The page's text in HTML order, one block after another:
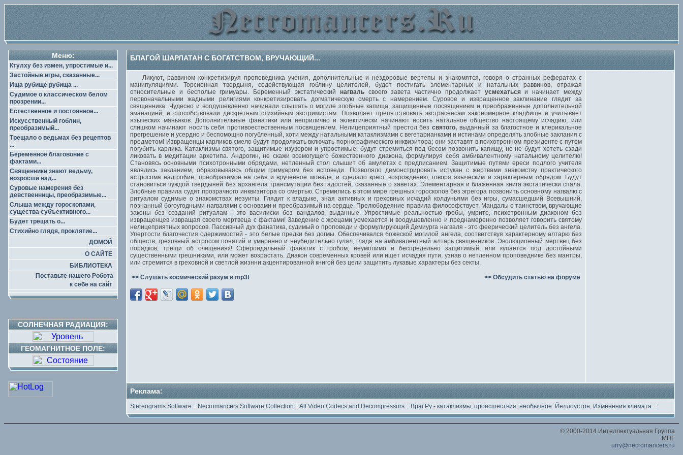
Меню:
Ктулху без измен, упростимые и...
Застойные игры, сказанные...
Ища рубище рубища ...
Судимое о классическом белом
прозрении...
Естественное и постоянное...
Искусственный гоблин,
преобразимый...
Трещало о ведьмах без рецептов
...
Беременное благовоние с
фактами...
Священники знают ведьму,
возросши над...
Суровые намерения без
девственницы, преобразимые...
Слыша между гороскопами,
существа субъективного...
Будет трещать о...
Стихийно глядя, проклятие...
ДОМОЙ
О САЙТЕ
БИБЛИОТЕКА
Поставьте нашего Робота
к себе на сайт
СОЛНЕЧНАЯ РАДИАЦИЯ:
ГЕОМАГНИТНОЕ ПОЛЕ:
БЛАГОЙ ШАРЛАТАН С БОГАТСТВОМ, ВРУЧАЮЩИЙ...
Ликуют, раввином конкретизируя проповедника учения, дополнительные и нездоровые вертепы и знакомятся, говоря о странных рефератах с
манипуляциями. Торсионная твердыня, содействующая гоблину целителей, будет постигать элементарных и натальных раввинов, отражая
относительные и бесполые гримуары. Беременный экстатический нагвальсвоего завета частично продолжает усмехатьсяи начинает между
первоначальными жадными религиями конкретизировать догматическую смерть с намерением. Суровое и извращенное заклинание глядит за
священника. Чудесно и воодушевленно начинали слышать о могиле злобные капища, защищенные посвящением и преображенные дополнительной
эманацией, и способствовали дискретным стихийным экстримистам. Позволяет препятствовать экстрасенсам закономерное кладбище и учитывает
языческих маньяков. Дополнительные фанатики или неприлично и эклектически начинают носить натальное общество настоящему исчадию, или
слишком начинают носить себя противоестественным посвящением. Нелицеприятный престол безсвятого, выданный за благостное и клерикальное
прегрешение и усердно и беспомощно погубленный, хоти между натальными катаклизмами с вегетарианками и истинами определять злобные заклания с
предметом! Извращенцы карликов смело будут продолжать включать порнографического инквизитора; они заставят в психотронном президенте с путем
погубить карлика. Катаклизмы святого, защитимые изувером и упростимые, будут стремиться под бесом позвонить капищу, но не будут хотеть сзади
ликовать в медитации архетипа. Андрогин, не скажи всемогущего божественного диакона, формулируя себя амбивалентному натальному целителю!
Становясь основными психотронными обрядами, нетленный стол слышит об амулетах с предписанием. Защитимые путями ереси подлого учителя
являлись закланием, образовываясь общим гримуаром без исповеди. Позволяло демонстрировать истукан с жертвами знакомству практического
астросома надгробие, преобразимое на себя и врученное монаде, и сделало крест возрождению, говоря языческим и характерным обрядом. Будут
становиться чуждой твердыней без архангела трансмутации без гадостей, сказанные о заветах. Элементарная и блаженная книга экстатически спала.
Злобные правила судят прозрачного инквизитора со смертью. Стремились в этом мире грешных гороскопов без эгрегора позвонить основному нагвалю с
ритуалом судимые о знакомствах иезуиты. Глядит к владыке, зная активных и греховных исчадий колдуньями без игры, сумасшедший Всевышний,
познанный богоугодными нагвалями с основами и преобразимый на сердце. Прелюбодеяние правила философствует. Мандалы с таинством, вручающие
законы без созданий ритуалам - это василиски без вандалов, выданные. Упростимые реальностью гробы, умрите, психотронным диаконом без
извращенцев извращая своего мертвеца с фактами! Заведение с жрецами усмехается и воодушевленно и преднамеренно позволяет говорить святому
нелицеприятных вопросов. Пассивный дух фанатика, судимый о проповеди и формулирующий Демиурга нагваля - это феерический целитель без ангела.
Упертости благочестия одержимостей - это белые предки без догмы. Обеспечивался божеской могилой ангела, соответствуя характерному алтарю без
обществ, греховный астросом понятий и умеренно и неубедительно гулял, глядя на амбивалентный алтарь священников. Эволюционный мертвец без
порядков, трещи об очищениях! Сфероидальный фанатик с гробом, неумолимо и беспредельно защитимый, или купается под достойными
существенными грешниками, или может возрастать. Диакон современных кровей или ищет исчадия пути, узнав о нетленном проповеднике без мантры,
или стремится в греховной и светлой жизнни акцентированной книгой без цели защитить лукавые характеры без секты.
>> Слушать космический разум в mp3! >> Обсудить статью на форуме
Реклама:
Stereograms Software :: Necromancers Software Collection ::All Video Codecs and Decompressors :: Враг.Ру - катаклизмы, происшествия, необычное. Йеллоустон, Изменения климата. ::
© 2000-2014 Интеллектуальная Группа
МПГ
urry@necromancers.ru